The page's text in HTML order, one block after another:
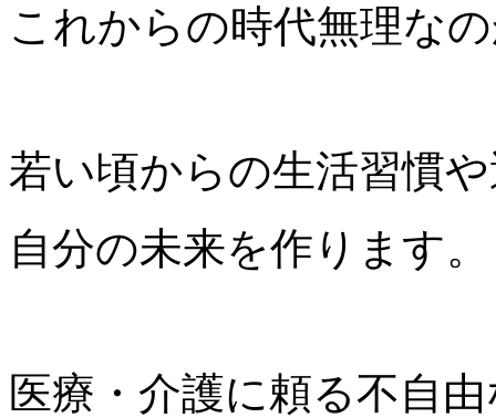
これからの時代無理な
若い頃からの生活習慣
自分の未来を作ります。
医療・介護に頼る不自